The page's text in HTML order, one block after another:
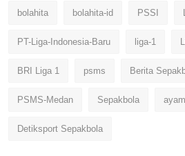
bolahita bolahita-id PSSI
PT-Liga-Indonesia-Baru liga-1
BRI Liga 1 psms Berita
PSMS-Medan Sepakbola
Detiksport Sepakbola